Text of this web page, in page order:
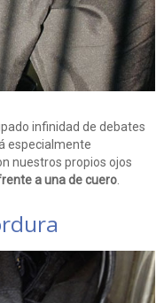
infinidad de debates
especialmente
nuestros propios ojos
a una de cuero.